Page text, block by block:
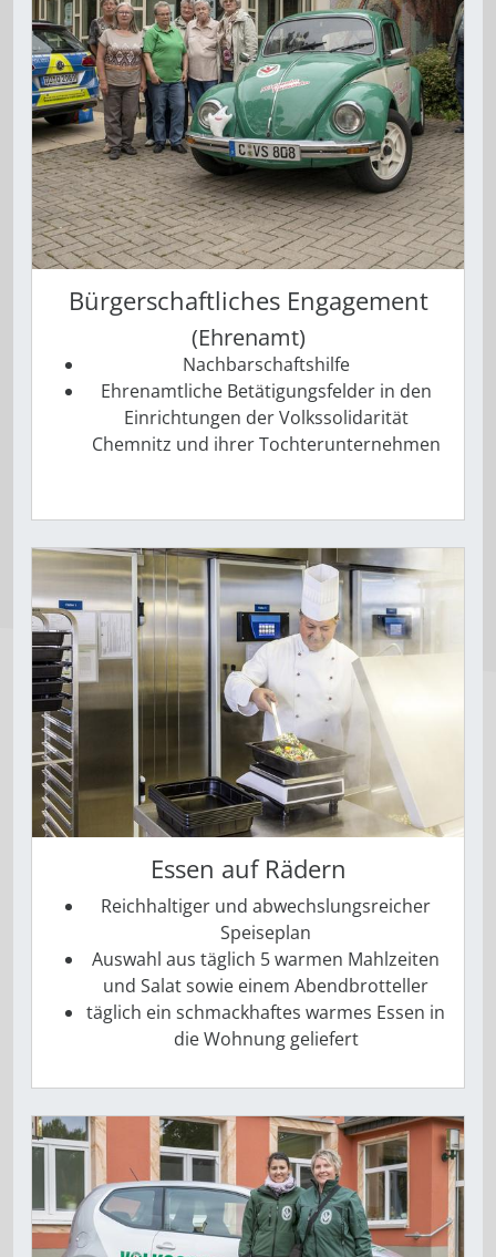
Bürgerschaftliches Engagement
(Ehrenamt)
Nachbarschaftshilfe
Ehrenamtliche Betätigungsfelder in den
Einrichtungen der Volkssolidarität
Chemnitz und ihrer Tochterunternehmen
Essen auf Rädern
Reichhaltiger und abwechslungsreicher
Speiseplan
Auswahl aus täglich 5 warmen Mahlzeiten
und Salat ­sowie ­einem Abendbrotteller
täglich ein schmackhaftes warmes Essen in
die Wohnung geliefert